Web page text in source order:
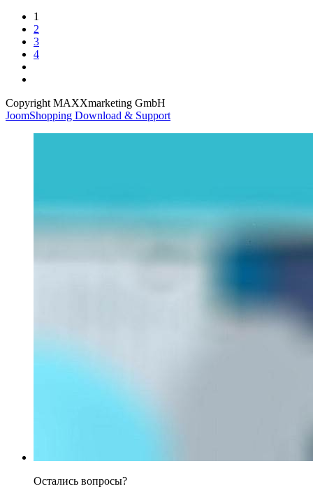
1
2
3
4
Copyright MAXXmarketing GmbH
JoomShopping Download & Support
Остались вопросы?